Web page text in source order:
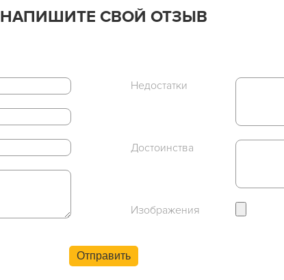
НАПИШИТЕ СВОЙ ОТЗЫВ
Недостатки
Достоинства
Изображения
Отправить